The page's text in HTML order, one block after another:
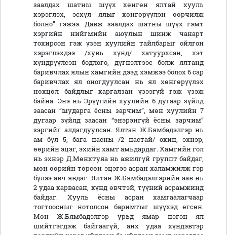
заалдах шатны шүүх хөнгөн ялтай хууль
хэрэглэх, эсхүл ялыг хөнгөрүүлэн өөрчилж
болно” гэжээ. Давж заалдах шатны шүүх гэмт
хэргийн нийгмийн аюулын шинж чанарт
тохирсон гэж үзэн хуулийн тайлбарыг ойлгон
хэрэглэхдээ /хувь хүнд/ хатуурхсан, хэт
хүндрүүлсэн бодлого, дүгнэлтээс болж ялтанд
баривчлах ялын хамгийн дээд хэмжээ болох 6 сар
баривчлах ял оногдуулсан нь ял хөнгөрүүлэх
нөхцөл байдлыг харгалзан үзээгүй гэж үзэж
байна. Энэ нь Эрүүгийн хуулийн 6 дугаар зүйлд
заасан “шударга ёсны зарчим”, мөн хуулийн 7
дугаар зүйлд заасан “энэрэнгүй ёсны зарчим”
зэргийг алдагдуулсан. Ялтан Ж.Бямбадэлгэр нь
ам бүл 5, бага насны /2 настай/ охин, эхнэр,
өөрийн эцэг, эхийн хамт амьдардаг. Хамгийн гол
нь эхнэр Д.Мөнхтуяа нь ажилгүй группт байдаг,
мөн өөрийн төрсөн эцэгээ асран халамжилж гэр
бүлээ авч явдаг. Ялтан Ж.Бямбадэлгэрийн аав нь
2 удаа харвасан, хүнд өвчтэй, түүний асрамжинд
байдаг. Хууль ёсны асран хамгаалагчаар
тогтоосныг нотолсон баримтыг шүүхэд өгсөн.
Мөн Ж.Бямбадэлгэр урьд ямар нэгэн ял
шийтгэгдэж байгаагүй, анх удаа хүндэвтэр